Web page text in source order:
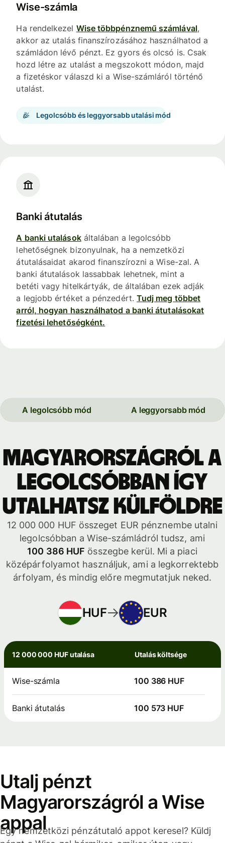
Wise-számla
Ha rendelkezel Wise többpénznemű számlával,
akkor az utalás finanszírozásához használhatod a
számládon lévő pénzt. Ez gyors és olcsó is. Csak
hozd létre az utalást a megszokott módon, majd
a fizetéskor válaszd ki a Wise-számláról történő
utalást.
Legolcsóbb és leggyorsabb utalási mód
Banki átutalás
A banki utalásokáltalában a legolcsóbb
lehetőségnek bizonyulnak, ha a nemzetközi
átutalásaidat akarod finanszírozni a Wise-zal. A
banki átutalások lassabbak lehetnek, mint a
betéti vagy hitelkártyák, de általában ezek adják
a legjobb értéket a pénzedért. Tudj meg többet
arról, hogyan használhatod a banki átutalásokat
fizetési lehetőségként.
A legolcsóbb mód A leggyorsabb mód
Magyarországról a
legolcsóbban így
utalhatsz külföldre
12 000 000 HUF összeget EUR pénznembe utalni
legolcsóbban a Wise-számládról tudsz, ami
100 386 HUF összegbe kerül. Mi a piaci
középárfolyamot használjuk, ami a legkorrektebb
árfolyam, és mindig előre megmutatjuk neked.
HUF EUR
12 000 000 HUF utalása Utalás költsége
Wise-számla 100 386 HUF
Banki átutalás 100 573 HUF
Utalj pénzt
Magyarországról a Wise
appal
Egy nemzetközi pénzátutaló appot keresel? Küldj